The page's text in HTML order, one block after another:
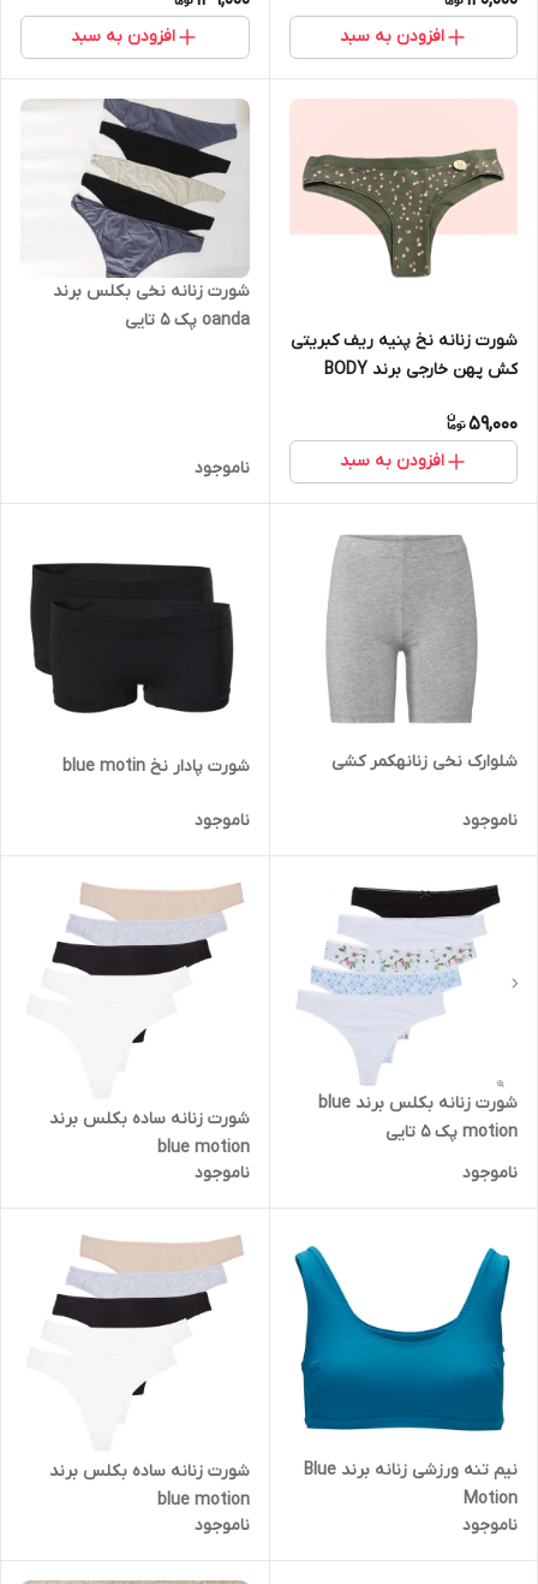
افزودن به سبد افزودن به سبد
شورت زنانه نخ پنیه ریف کبریتی
کش پهن خارجی برند BODY
59,000
افزودن به سبد
شورت زنانه نخی بکلس برند
oanda پک 5 تایی
ناموجود
شلوارک نخی زنانهکمر کشی
ناموجود
شورت پادار نخ blue motin
ناموجود
شورت زنانه بکلس برند blue
motion پک 5 تایی
ناموجود
شورت زنانه ساده بکلس برند
blue motion
ناموجود
نیم تنه ورزشی زنانه برند Blue
Motion
ناموجود
شورت زنانه ساده بکلس برند
blue motion
ناموجود